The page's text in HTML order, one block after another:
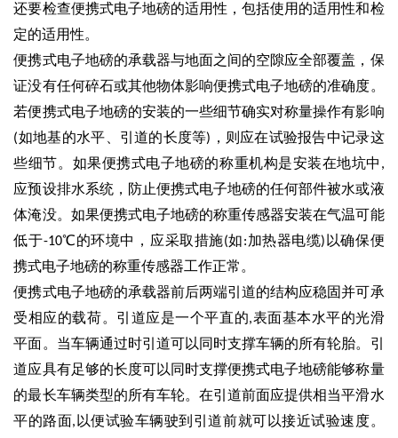
还要检查便携式电子地磅的适用性，包括使用的适用性和检
定的适用性。
便携式电子地磅的承载器与地面之间的空隙应全部覆盖，保
证没有任何碎石或其他物体影响便携式电子地磅的准确度。
若便携式电子地磅的安装的一些细节确实对称量操作有影响
(如地基的水平、引道的长度等) ，则应在试验报告中记录这
些细节。如果便携式电子地磅的称重机构是安装在地坑中 ,
应预设排水系统，防止便携式电子地磅的任何部件被水或液
体淹没。如果便携式电子地磅的称重传感器安装在气温可能
低于-10℃的环境中，应采取措施(如:加热器电缆) 以确保便
携式电子地磅的称重传感器工作正常。
便携式电子地磅的承载器前后两端引道的结构应稳固并可承
受相应的载荷。引道应是一个平直的,表面基本水平的光滑
平面。当车辆通过时引道可以同时支撑车辆的所有轮胎。引
道应具有足够的长度可以同时支撑便携式电子地磅能够称量
的最长车辆类型的所有车轮。在引道前面应提供相当平滑水
平的路面, 以便试验车辆驶到引道前就可以接近试验速度。